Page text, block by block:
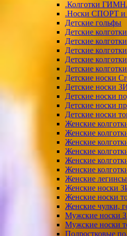
.Колготки
.Носки СПОРТ
Детские гольфы
Детские
Детские
Детские
Детские
Детские
Детские носки
Детские носки
Детские носки
Детские носки
Детские носки
Женские
Женские
Женские
Женские
Женские
Женские
Женские
Женские носки
Женские носки
Женские чулки,
Мужские
Мужские носки
Подростковые